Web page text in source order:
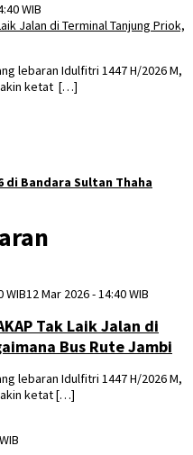
WIB
Jalan di Terminal Tanjung Priok,
lebaran Idulfitri 1447 H/2026 M,
ketat […]
di Bandara Sultan Thaha
WIB12 Mar 2026 - 14:40 WIB
Tak Laik Jalan di
Bus Rute Jambi
lebaran Idulfitri 1447 H/2026 M,
ketat […]